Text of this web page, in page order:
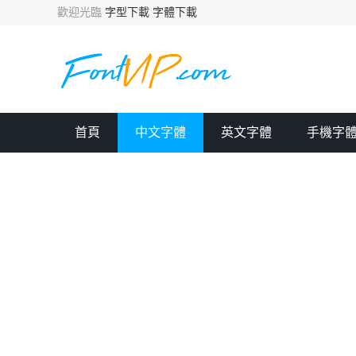
歡迎光臨 字型下載 字體下載
首頁 中文字體 英文字體 手機字